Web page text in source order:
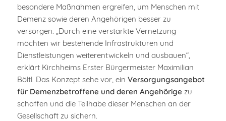
besondere Maßnahmen ergreifen, um Menschen mit
Demenz sowie deren Angehörigen besser zu
versorgen. „Durch eine verstärkte Vernetzung
möchten wir bestehende Infrastrukturen und
Dienstleistungen weiterentwickeln und ausbauen“,
erklärt Kirchheims Erster Bürgermeister Maximilian
Böltl. Das Konzept sehe vor, ein Versorgungsangebot
für Demenzbetroffene und deren Angehörige zu
schaffen und die Teilhabe dieser Menschen an der
Gesellschaft zu sichern.